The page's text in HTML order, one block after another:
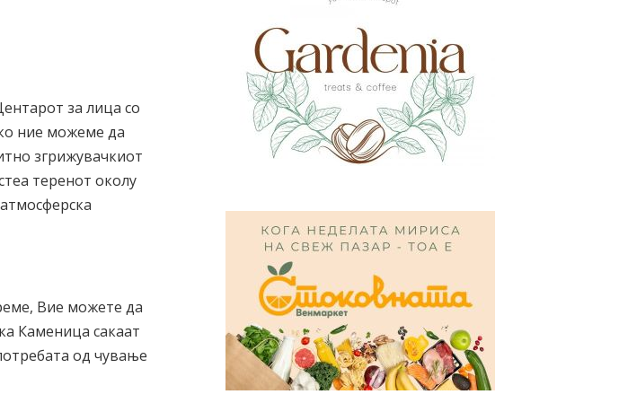
за лица со
ние можеме да
згрижувачкиот
теренот околу
Вие можете да
Каменица сакаат
од чување